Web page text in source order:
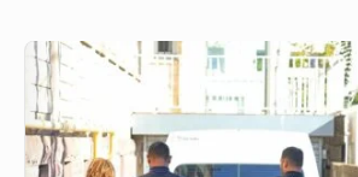
Meurtre
lors
des
fêtes